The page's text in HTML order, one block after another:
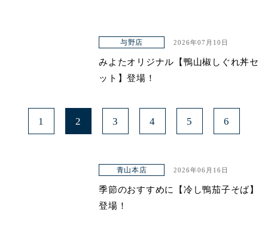
与野店 2026年07月10日
みよたオリジナル【鴨山椒しぐれ丼セ
ット】登場！
1 2 3 4 5 6
青山本店 2026年06月16日
季節のおすすめに【冷し鴨茄子そば】
登場！